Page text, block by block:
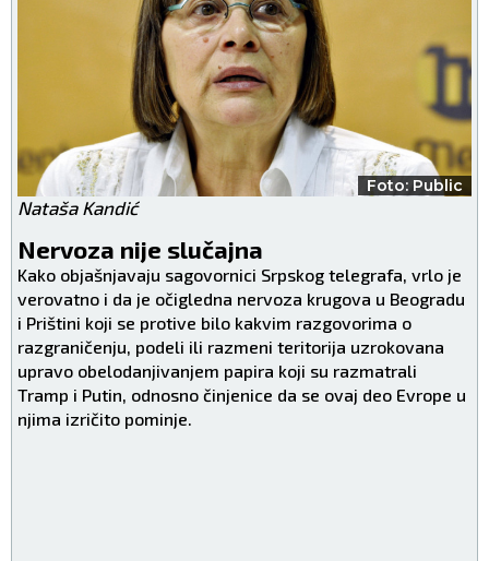
Foto: Public
Nataša Kandić
Nervoza nije slučajna
Kako objašnjavaju sagovornici Srpskog telegrafa, vrlo je
verovatno i da je očigledna nervoza krugova u Beogradu
i Prištini koji se protive bilo kakvim razgovorima o
razgraničenju, podeli ili razmeni teritorija uzrokovana
upravo obelodanjivanjem papira koji su razmatrali
Tramp i Putin, odnosno činjenice da se ovaj deo Evrope u
njima izričito pominje.